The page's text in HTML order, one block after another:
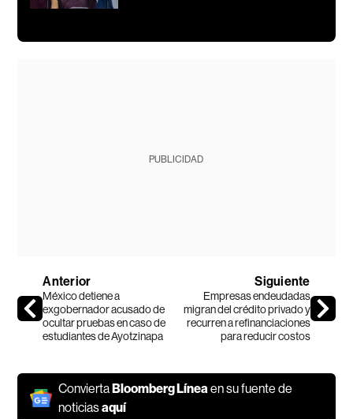
PUBLICIDAD
Anterior
México detiene a
exgobernador acusado de
ocultar pruebas en caso de
estudiantes de Ayotzinapa
Siguiente
Empresas endeudadas
migran del crédito privado y
recurren a refinanciaciones
para reducir costos
ConviertaBloomberg Líneaen su fuente de
noticiasaquí